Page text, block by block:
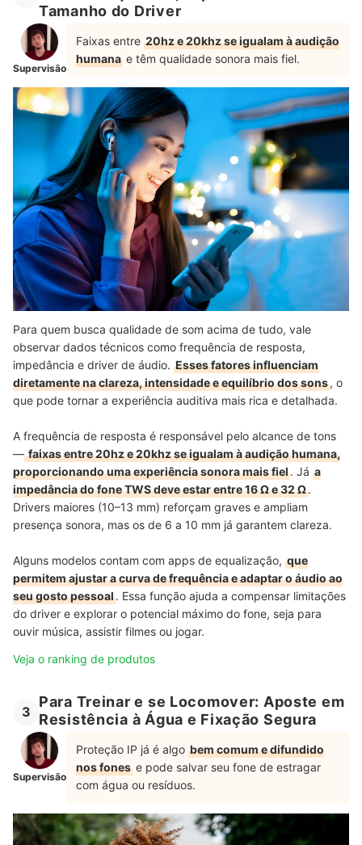
Tamanho do Driver
Supervisão
Faixas entre 20hz e 20khz se igualam à audição
humana e têm qualidade sonora mais fiel.
Para quem busca qualidade de som acima de tudo, vale
observar dados técnicos como frequência de resposta,
impedância e driver de áudio. Esses fatores influenciam
diretamente na clareza, intensidade e equilíbrio dos sons, o
que pode tornar a experiência auditiva mais rica e detalhada.
A frequência de resposta é responsável pelo alcance de tons
—faixas entre 20hz e 20khz se igualam à audição humana,
proporcionando uma experiência sonora mais fiel. Já a
impedância do fone TWS deve estar entre 16 Ω e 32 Ω.
Drivers maiores (10–13 mm) reforçam graves e ampliam
presença sonora, mas os de 6 a 10 mm já garantem clareza.
Alguns modelos contam com apps de equalização, que
permitem ajustar a curva de frequência e adaptar o áudio ao
seu gosto pessoal. Essa função ajuda a compensar limitações
do driver e explorar o potencial máximo do fone, seja para
ouvir música, assistir filmes ou jogar.
Veja o ranking de produtos
3
Para Treinar e se Locomover: Aposte em
Resistência à Água e Fixação Segura
Supervisão
Proteção IP já é algo bem comum e difundido
nos fones e pode salvar seu fone de estragar
com água ou resíduos.